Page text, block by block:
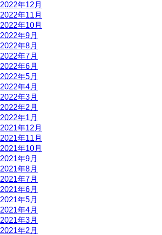
2022年12月
2022年11月
2022年10月
2022年9月
2022年8月
2022年7月
2022年6月
2022年5月
2022年4月
2022年3月
2022年2月
2022年1月
2021年12月
2021年11月
2021年10月
2021年9月
2021年8月
2021年7月
2021年6月
2021年5月
2021年4月
2021年3月
2021年2月